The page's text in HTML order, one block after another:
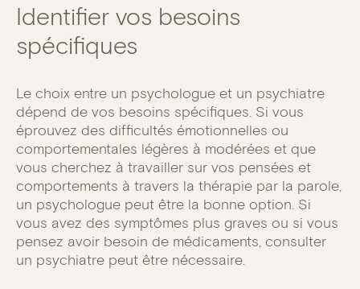
Identifier vos besoins
spécifiques
Le choix entre un psychologue et un psychiatre
dépend de vos besoins spécifiques. Si vous
éprouvez des difficultés émotionnelles ou
comportementales légères à modérées et que
vous cherchez à travailler sur vos pensées et
comportements à travers la thérapie par la parole,
un psychologue peut être la bonne option. Si
vous avez des symptômes plus graves ou si vous
pensez avoir besoin de médicaments, consulter
un psychiatre peut être nécessaire.